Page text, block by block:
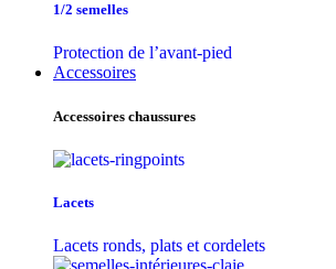
1/2 semelles
Protection de l’avant-pied
Accessoires
Accessoires chaussures
Lacets
Lacets ronds, plats et cordelets